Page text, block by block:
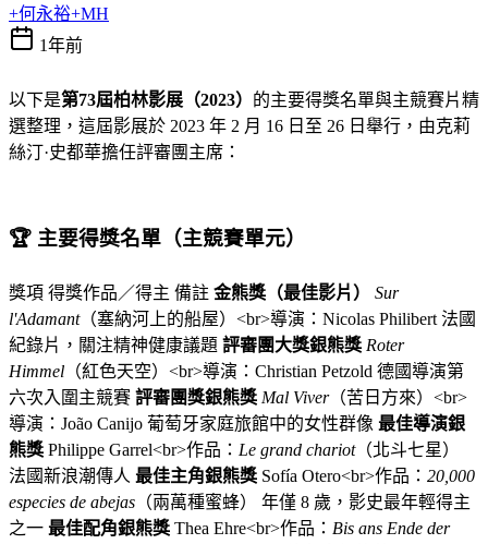
+何永裕+MH
1年前
以下是第73屆柏林影展（2023） 的主要得獎名單與主競賽片精
選整理，這屆影展於 2023 年 2 月 16 日至 26 日舉行，由克莉
絲汀·史都華擔任評審團主席：
🏆 主要得獎名單（主競賽單元）
獎項 得獎作品／得主 備註 金熊獎（最佳影片）
Sur
l'Adamant（塞納河上的船屋）<br>導演：Nicolas Philibert 法國
紀錄片，關注精神健康議題 評審團大獎銀熊獎 Roter
Himmel （紅色天空）<br>導演：Christian Petzold 德國導演第
六次入圍主競賽 評審團獎銀熊獎 Mal Viver（苦日方來）<br>
導演：João Canijo 葡萄牙家庭旅館中的女性群像 最佳導演銀
熊獎 Philippe Garrel<br>作品： Le grand chariot（北斗七星）
法國新浪潮傳人 最佳主角銀熊獎 Sofía Otero<br>作品： 20,000
especies de abejas （兩萬種蜜蜂） 年僅 8 歲，影史最年輕得主
之一 最佳配角銀熊獎 Thea Ehre<br>作品： Bis ans Ende der